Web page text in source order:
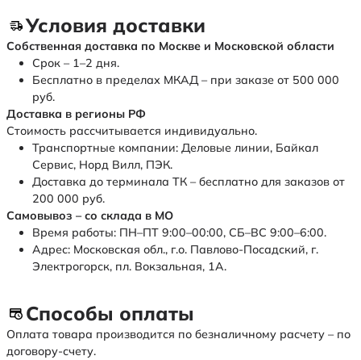
Условия доставки
Собственная доставка по Москве и Московской области
Срок – 1–2 дня.
Бесплатно в пределах МКАД – при заказе от 500 000
руб.
Доставка в регионы РФ
Стоимость рассчитывается индивидуально.
Транспортные компании: Деловые линии, Байкал
Сервис, Норд Вилл, ПЭК.
Доставка до терминала ТК – бесплатно для заказов от
200 000 руб.
Самовывоз – со склада в МО
Время работы: ПН–ПТ 9:00–00:00, СБ–ВС 9:00–6:00.
Адрес: Московская обл., г.о. Павлово-Посадский, г.
Электрогорск, пл. Вокзальная, 1А.
Способы оплаты
Оплата товара производится по безналичному расчету – по
договору-счету.